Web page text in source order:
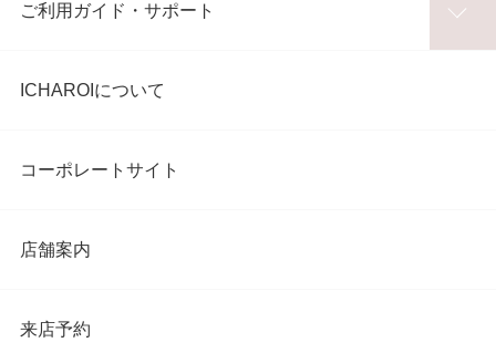
ご利用ガイド・サポート
ICHAROIについて
コーポレートサイト
店舗案内
来店予約